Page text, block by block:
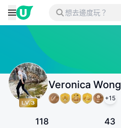
Veronica Wong
+15
118 43